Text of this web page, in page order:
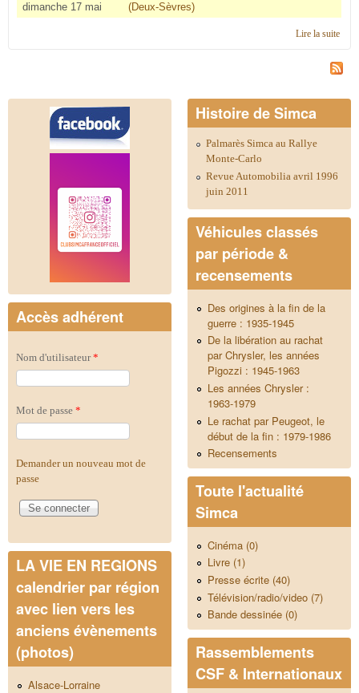
dimanche 17 mai
(Deux-Sèvres)
Lire la suitede
Accès adhérent
Nom d'utilisateur*
Mot de passe *
Demander un nouveau mot de
passe
LA VIE EN REGIONS
calendrier par région
avec lien vers les
anciens évènements
(photos)
Alsace-Lorraine
Histoire de Simca
Palmarès Simca au Rallye
Monte-Carlo
Revue Automobilia avril 1996
juin 2011
Véhicules classés
par période &
recensements
Des origines à la fin de la
guerre : 1935-1945
De la libération au rachat
par Chrysler, les années
Pigozzi : 1945-1963
Les années Chrysler :
1963-1979
Le rachat par Peugeot, le
début de la fin : 1979-1986
Recensements
Toute l'actualité
Simca
Cinéma (0)
Livre (1)
Presse écrite (40)
Télévision/radio/video (7)
Bande dessinée (0)
Rassemblements
CSF & Internationaux